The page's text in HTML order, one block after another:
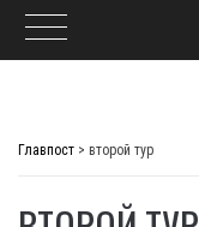
Главпост > второй тур